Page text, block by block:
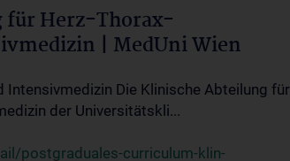
für Herz-Thorax-
| MedUni Wien
Die Klinische Abteilung für
der Universitätskli...
postgraduales-curriculum-klin-